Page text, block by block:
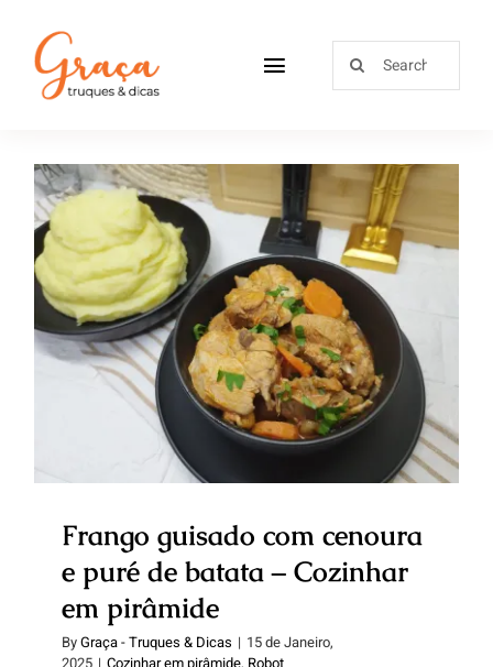
Receitas
Sobre
Loja
Frango guisado com cenoura e
puré de batata – Cozinhar em
pirâmide
Frango guisado com cenoura
e puré de batata – Cozinhar
em pirâmide
ByGraça - Truques & Dicas | 15 de Janeiro,